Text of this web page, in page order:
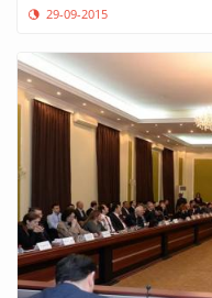
29-09-2015